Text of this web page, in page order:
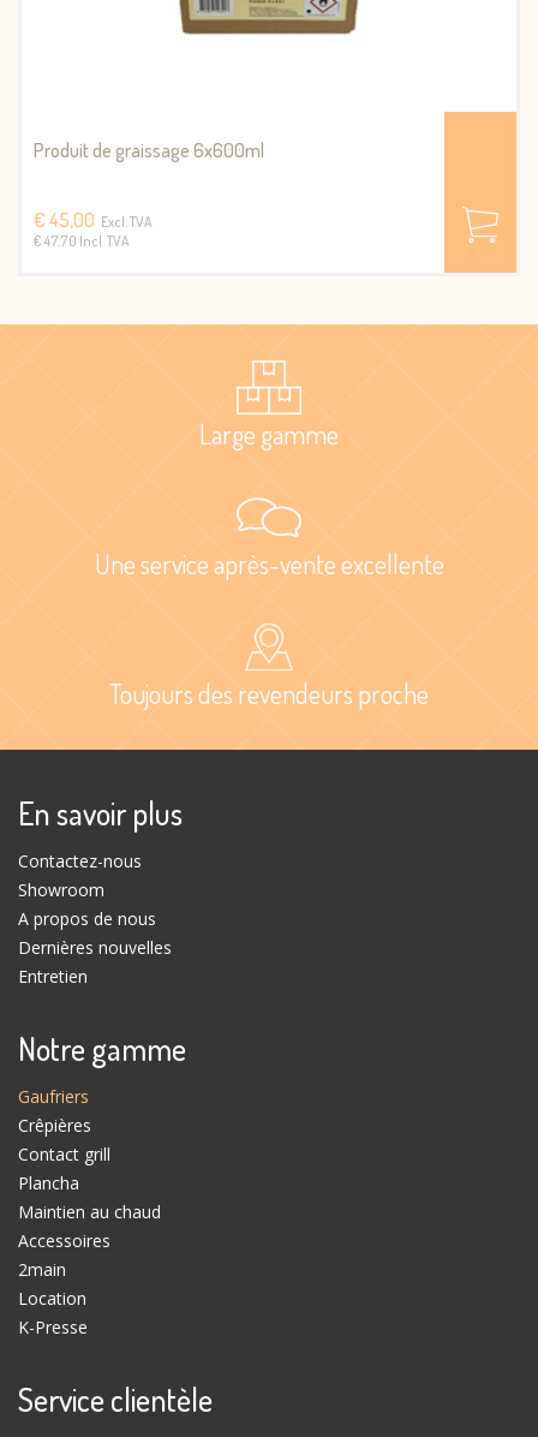
Produit de graissage 6x600ml
€ 45,00 Excl. TVA
€ 47.70 Incl. TVA
Large gamme
Une service après-vente excellente
Toujours des revendeurs proche
En savoir plus
Contactez-nous
Showroom
A propos de nous
Dernières nouvelles
Entretien
Notre gamme
Gaufriers
Crêpières
Contact grill
Plancha
Maintien au chaud
Accessoires
2main
Location
K-Presse
Service clientèle